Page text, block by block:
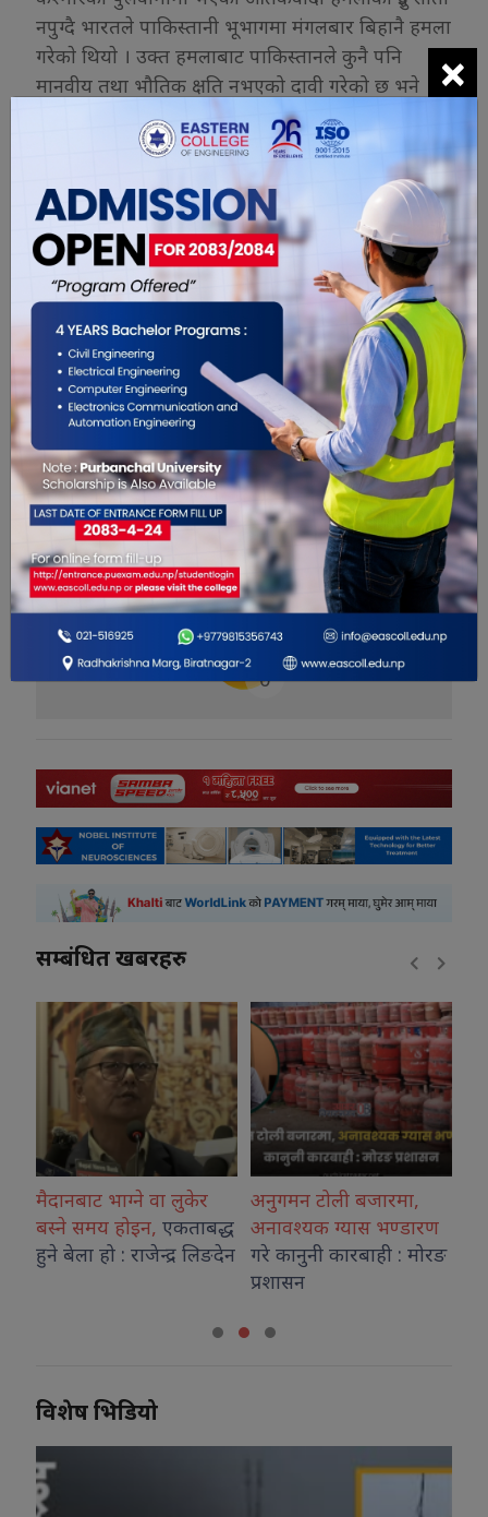
नपुग्दै भारतले पाकिस्तानी भूभागमा मंगलबार बिहानै हमला
गरेकाे थियाे । उक्त हमलाबाट पाकिस्तानले कुनै पनि
मानवीय तथा भौतिक क्षति नभएको दावी गरेको छ भने
भारतले सयाैं मारिएकाे दावी गरेकाे थियाे । कसैले ४० भन्दा
बढी आतङ्ककारी मारिएकाे दावी गरेका छन् भने कसैले ३००
मंगलबार ३: ४५ बजे भारतको वायु सेनाले पाकिस्तानी
कब्जा रहेको कश्मीरमा रहेका आतंकवादी केम्पहरुमा १२
ओटा मिराज २००० फाइटर जेट विमानबाट बम आक्रमण
गरेको थियाे ।
यो खबर पढेर तपाईलाई कस्तो महसुस
भयो ?
0 0 0 0
0
सम्बंधित खबरहरु
मैदानबाट भाग्ने वा लुकेर
बस्ने समय होइन, एकताबद्ध
हुने बेला हो : राजेन्द्र लिङदेन
अनुगमन टोली बजारमा,
अनावश्यक ग्यास भण्डारण
गरे कानुनी कारबाही : मोरङ
प्रशासन
विशेष भिडियो
×